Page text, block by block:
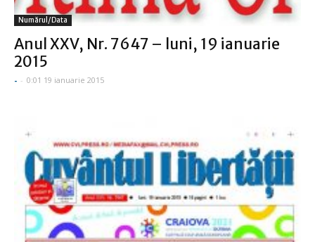
Numărul/data
Anul XXV, Nr. 7647 – luni, 19 ianuarie
2015
- - 0:01 19 ianuarie 2015